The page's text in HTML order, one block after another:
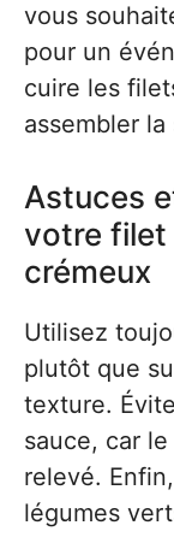
vous
pour un
cuire les
assembler
Astuces
votre filet
crémeux
Utilisez
plutôt que
texture.
sauce, car
relevé.
légumes